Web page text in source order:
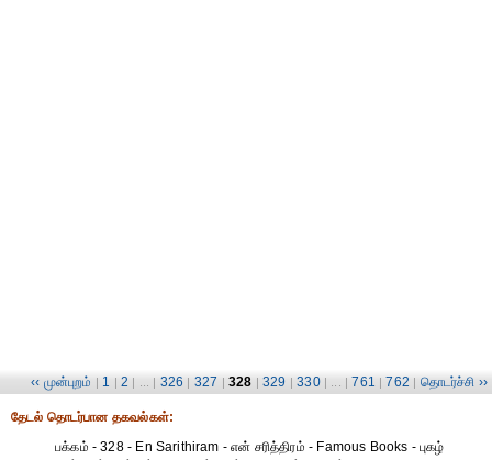
‹‹ முன்புறம் | 1 | 2 | ... | 326 | 327 | 328 | 329 | 330 | ... | 761 | 762 | தொடர்ச்சி ››
தேட‌ல் தொட‌ர்பான தகவ‌ல்க‌ள்:
பக்கம் - 328 - En Sarithiram - என் சரித்திரம் - Famous Books - புகழ்